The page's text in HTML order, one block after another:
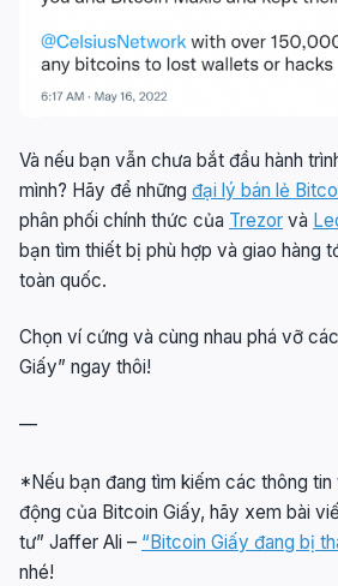
Và nếu bạn vẫn chưa bắt đầu hành
mình? Hãy để những đại lý bán lẻ
phân phối chính thức của Trezor và
bạn tìm thiết bị phù hợp và giao hàng
toàn quốc.
Chọn ví cứng và cùng nhau phá vỡ
Giấy” ngay thôi!
—
*Nếu bạn đang tìm kiếm các thông
động của Bitcoin Giấy, hãy xem bài
tư” Jaffer Ali – “Bitcoin Giấy đang bị
nhé!